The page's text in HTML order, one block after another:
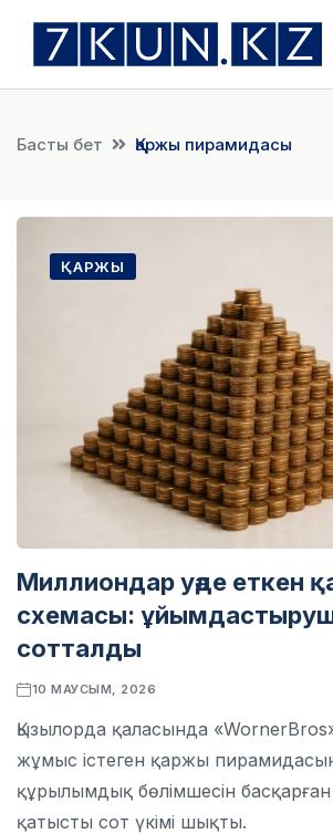
Басты бет Қаржы пирамидасы
ҚАРЖЫ
Миллиондар уәде еткен
схемасы:
сотталды
10 МАУСЫМ, 2026
Қызылорда қаласында
жұмыс істеген қаржы
құрылымдық бөлімшесін
қатысты сот үкімі шықты.